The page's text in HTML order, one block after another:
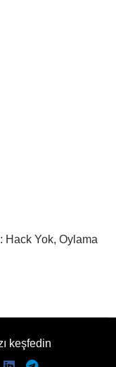
Hack Yok, Oylama
keşfedin